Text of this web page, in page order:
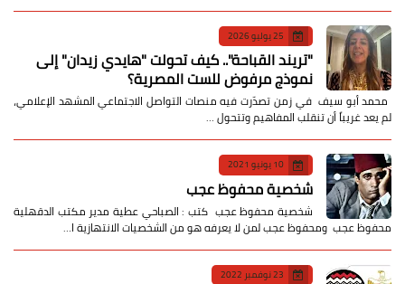
25 يوليو 2026
​"تريند القباحة".. كيف تحولت "هايدي زيدان" إلى
نموذج مرفوض للست المصرية؟
​ محمد أبو سيف ​في زمن تصدّرت فيه منصات التواصل الاجتماعي المشهد الإعلامي،
لم يعد غريباً أن تنقلب المفاهيم وتتحول …
10 يونيو 2021
شخصية محفوظ عجب
شخصية محفوظ عجب كتب : الصباحي عطية مدير مكتب الدقهلية
محفوظ عجب ومحفوظ عجب لمن لا يعرفه هو من الشخصيات الانتهازية ا…
23 نوفمبر 2022